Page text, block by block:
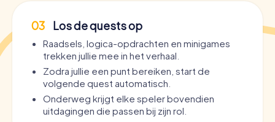
03 Los de quests op
Raadsels, logica-opdrachten en minigames
trekken jullie mee in het verhaal.
Zodra jullie een punt bereiken, start de
volgende quest automatisch.
Onderweg krijgt elke speler bovendien
uitdagingen die passen bij zijn rol.